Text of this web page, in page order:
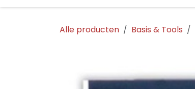
Alle producten Basis & Tools